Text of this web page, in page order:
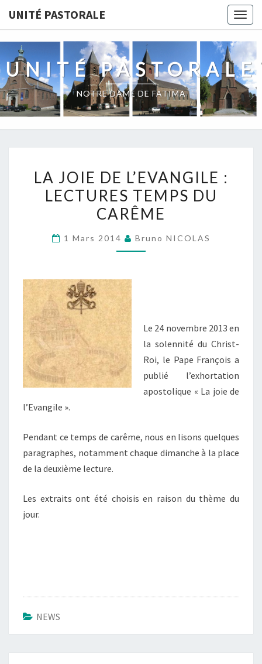
UNITÉ PASTORALE
UNITÉ PASTORALE
NOTRE DAME DE FATIMA
JOIE
L’EVANGILE
LECTURES
CARÊME
LA JOIE DE L’EVANGILE :
LECTURES TEMPS DU
CARÊME
1 Mars 2014 Bruno NICOLAS
Le 24 novembre 2013 en
la solennité du Christ-
Roi, le Pape François a
publié l’exhortation
apostolique « La joie de
l’Evangile ».
Pendant ce temps de carême, nous en lisons quelques
paragraphes, notamment chaque dimanche à la place
de la deuxième lecture.
Les extraits ont été choisis en raison du thème du
jour.
NEWS